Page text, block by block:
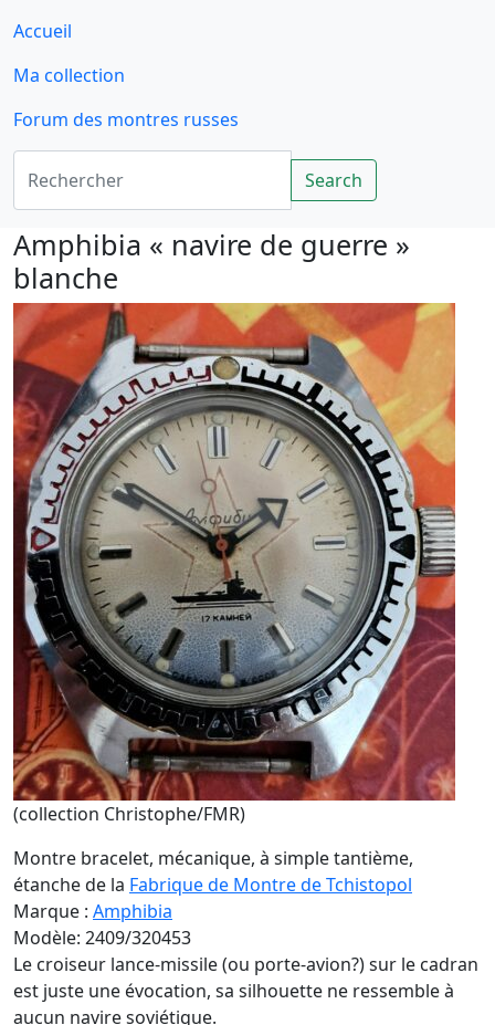
Accueil
Ma collection
Forum des montres russes
Rechercher
Search
Amphibia « navire de guerre »
blanche
(collection Christophe/FMR)
Montre bracelet, mécanique, à simple tantième,
étanche de la Fabrique de Montre de Tchistopol
Marque : Amphibia
Modèle: 2409/320453
Le croiseur lance-missile (ou porte-avion?) sur le cadran
est juste une évocation, sa silhouette ne ressemble à
aucun navire soviétique.